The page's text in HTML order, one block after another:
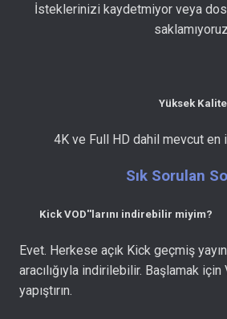
İsteklerinizi kaydetmiyor veya
Yüksek Kalite
4K ve Full HD dahil mevcut en
Sık Sorulan
Kick VOD''larını indirebilir miyim?
Evet. Herkese açık Kick geçmiş
aracılığıyla indirilebilir. Başlamak
yapıştırın.